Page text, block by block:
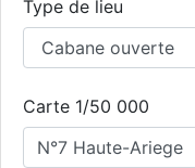
Type de lieu
Carte 1/50 000